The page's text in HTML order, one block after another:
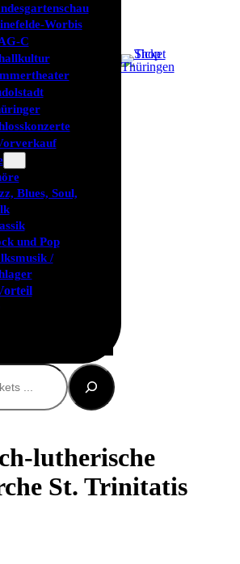
Worbis
C
Blues, Soul,
und Pop
/
lutherische
St. Trinitatis